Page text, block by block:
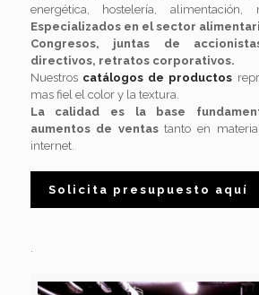
energética, hostelería, alimentación,
Especializados en el sector
Congresos, juntas de
directivos, retratos corporativos.
Nuestros catálogos de productos
mas fiel el color y la textura.
La calidad es la base
aumentos de ventastanto en
internet.
Solicita presupuesto aquí